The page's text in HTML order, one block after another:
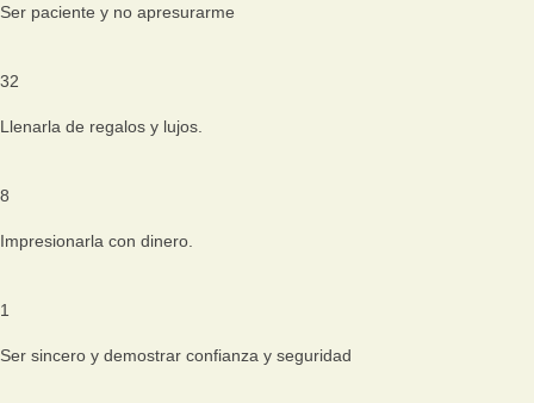
Ser paciente y no apresurarme
32
Llenarla de regalos y lujos.
8
Impresionarla con dinero.
1
Ser sincero y demostrar confianza y seguridad